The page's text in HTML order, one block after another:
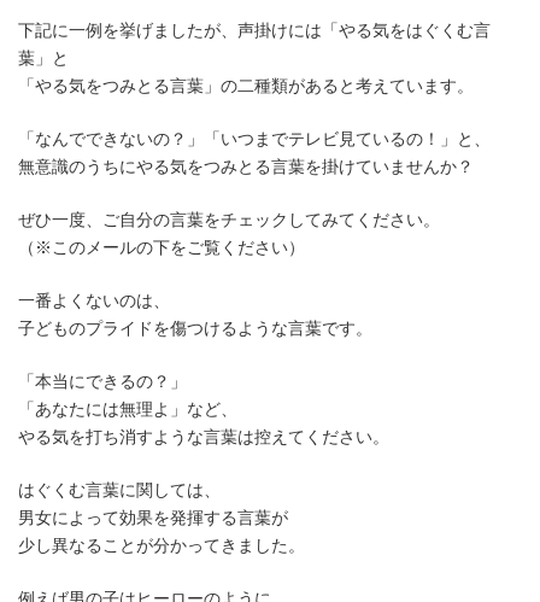
下記に一例を挙げましたが、声掛けには「やる気をはぐくむ言
葉」と
「やる気をつみとる言葉」の二種類があると考えています。
「なんでできないの？」「いつまでテレビ見ているの！」と、
無意識のうちにやる気をつみとる言葉を掛けていませんか？
ぜひ一度、ご自分の言葉をチェックしてみてください。
（※このメールの下をご覧ください）
一番よくないのは、
子どものプライドを傷つけるような言葉です。
「本当にできるの？」
「あなたには無理よ」など、
やる気を打ち消すような言葉は控えてください。
はぐくむ言葉に関しては、
男女によって効果を発揮する言葉が
少し異なることが分かってきました。